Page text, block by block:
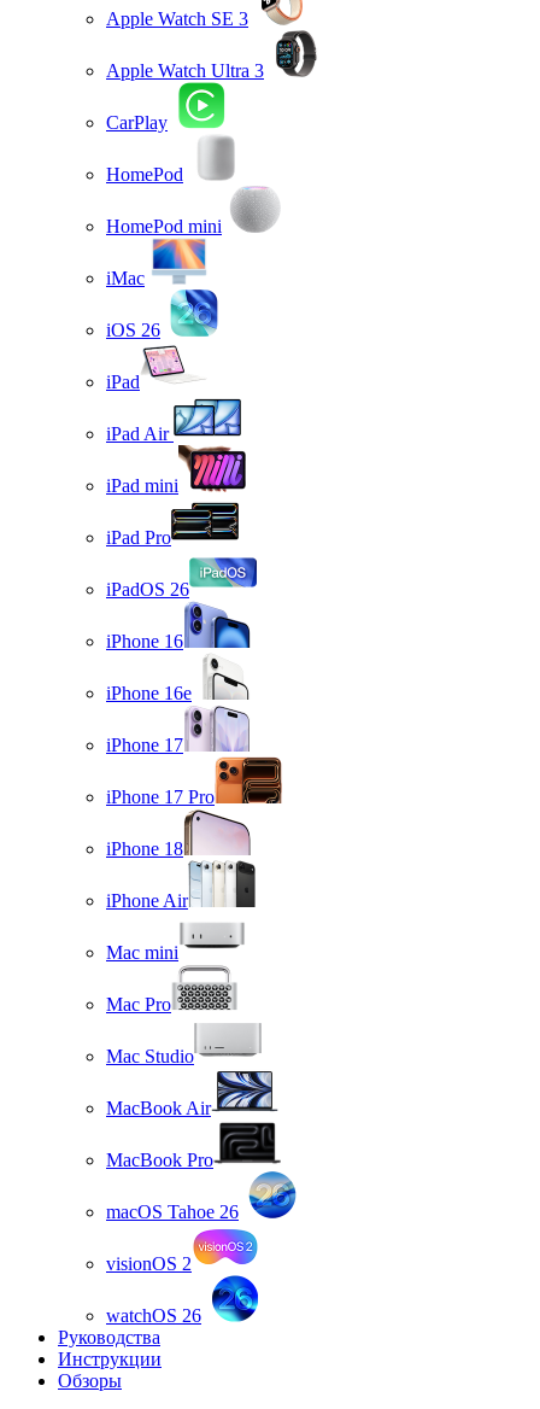
Apple Watch SE 3
Apple Watch Ultra 3
CarPlay
HomePod
HomePod mini
iMac
iOS 26
iPad
iPad Air
iPad mini
iPad Pro
iPadOS 26
iPhone 16
iPhone 16e
iPhone 17
iPhone 17 Pro
iPhone 18
iPhone Air
Mac mini
Mac Pro
Mac Studio
MacBook Air
MacBook Pro
macOS Tahoe 26
visionOS 2
watchOS 26
Руководства
Инструкции
Обзоры